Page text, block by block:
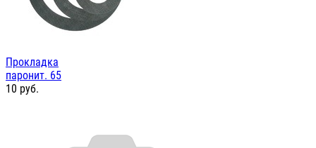
Прокладка
паронит. 65
10 руб.